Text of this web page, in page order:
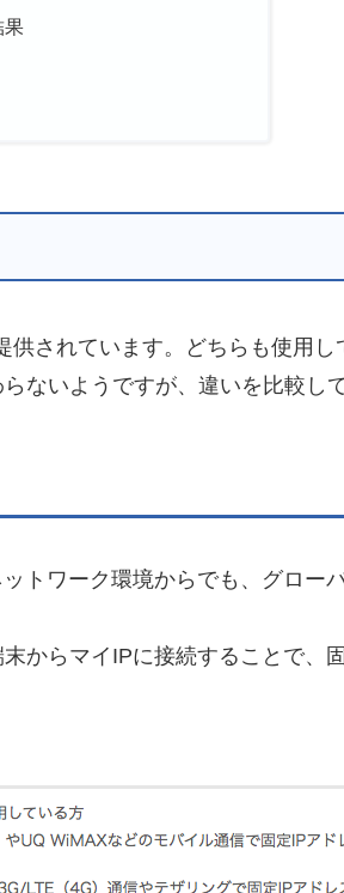
果
されています。どちらも使用し
ないようですが、違いを比較し
トワーク環境からでも、グロー
からマイIPに接続することで、